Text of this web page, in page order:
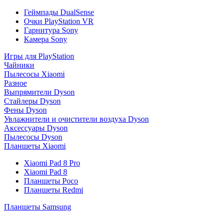
Геймпады DualSense
Очки PlayStation VR
Гарнитура Sony
Камера Sony
Игры для PlayStation
Чайники
Пылесосы Xiaomi
Разное
Выпрямители Dyson
Стайлеры Dyson
Фены Dyson
Увлажнители и очистители воздуха Dyson
Аксессуары Dyson
Пылесосы Dyson
Планшеты Xiaomi
Xiaomi Pad 8 Pro
Xiaomi Pad 8
Планшеты Poco
Планшеты Redmi
Планшеты Samsung